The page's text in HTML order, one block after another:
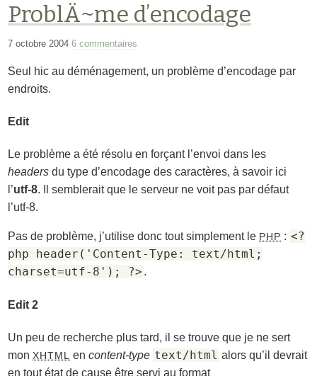
ProblÄ~me d’encodage
7 octobre 20046 commentaires
Seul hic au déménagement, un problème d’encodage par
endroits.
Edit
Le problème a été résolu en forçant l’envoi dans les
headers du type d’encodage des caractères, à savoir ici
l’utf-8. Il semblerait que le serveur ne voit pas par défaut
l’utf-8.
Pas de problème, j’utilise donc tout simplement le PHP : <?
php header('Content-Type: text/html;
charset=utf-8'); ?> .
Edit 2
Un peu de recherche plus tard, il se trouve que je ne sert
monXHTML encontent-type text/html alors qu’il devrait
en tout état de cause être servi au format